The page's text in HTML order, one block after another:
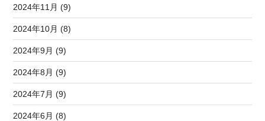
2024年11月 (9)
2024年10月 (8)
2024年9月 (9)
2024年8月 (9)
2024年7月 (9)
2024年6月 (8)